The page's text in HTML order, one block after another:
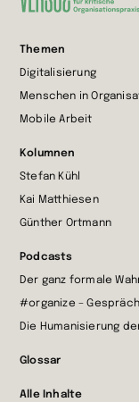
Startseite
wechseln
Themen
Digitalisierung
Menschen in
Mobile Arbeit
Kolumnen
Stefan Kühl
Kai Matthiesen
Günther Ortmann
Podcasts
Der ganz formale
#organize –
Die Humanisierung
Glossar
Alle Inhalte